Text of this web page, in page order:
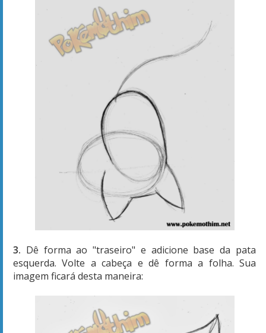
3. Dê forma ao "traseiro" e adicione base da pata
esquerda. Volte a cabeça e dê forma a folha. Sua
imagem ficará desta maneira: